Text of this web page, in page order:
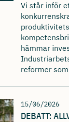
Vi står inför
hämmar
reformer
15/06/2026
DEBATT: